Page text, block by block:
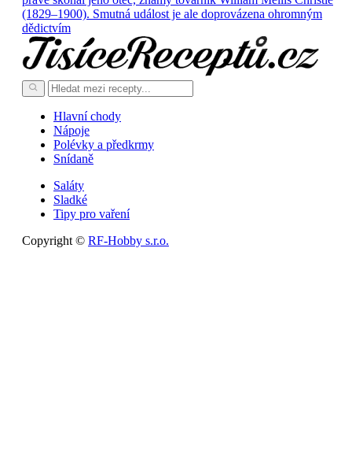
(1829–1900). Smutná událost je ale doprovázena ohromným
dědictvím
Hlavní chody
Nápoje
Polévky a předkrmy
Snídaně
Saláty
Sladké
Tipy pro vaření
Copyright © RF-Hobby s.r.o.